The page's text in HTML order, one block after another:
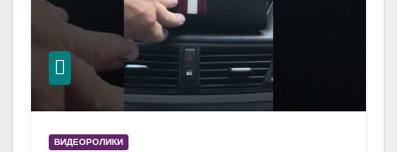
ВИДЕОРОЛИКИ